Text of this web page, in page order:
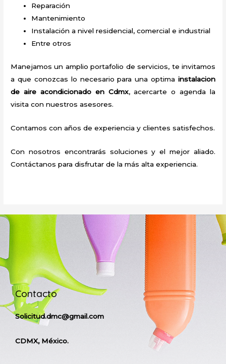
Reparación
Mantenimiento
Instalación a nivel residencial, comercial e industrial
Entre otros
Manejamos un amplio portafolio de servicios, te invitamos
a que conozcas lo necesario para una optima instalacion
de aire acondicionado en Cdmx, acercarte o agenda la
visita con nuestros asesores.
Contamos con años de experiencia y clientes satisfechos.
Con nosotros encontrarás soluciones y el mejor aliado.
Contáctanos para disfrutar de la más alta experiencia.
Contacto
Solicitud.dmc@gmail.com
CDMX, México.